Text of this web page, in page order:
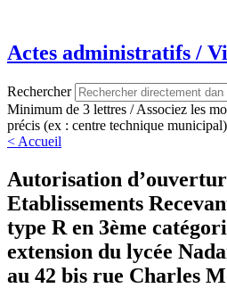
contenu
Actes administratifs /
Rechercher
Minimum de 3 lettres / Associez les
précis (ex : centre technique municipal)
< Accueil
Autorisation
Etablissements
type R en 3ème
extension du lycée
au 42 bis rue Charles